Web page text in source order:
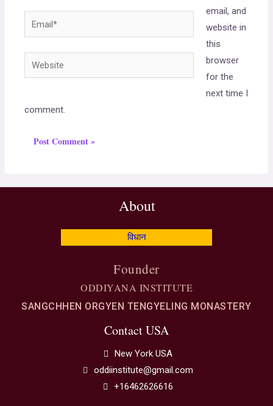
email, and
website in
this
browser
for the
next time I
comment.
About
विधान
Founder
ODDIYANA INSTITUTE
SANGCHHEN ORGYEN TENGYELING MONASTERY
Contact USA
New York USA
oddiinstitute@gmail.com
+16462626616